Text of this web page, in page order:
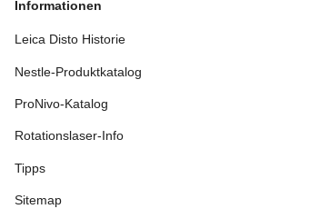
Informationen
Leica Disto Historie
Nestle-Produktkatalog
ProNivo-Katalog
Rotationslaser-Info
Tipps
Sitemap